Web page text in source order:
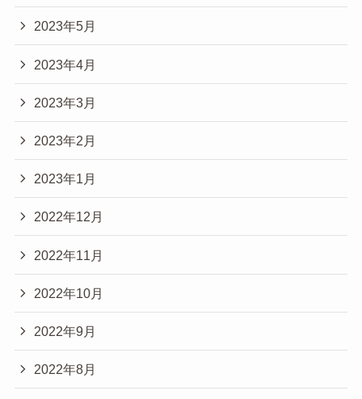
2023年5月
2023年4月
2023年3月
2023年2月
2023年1月
2022年12月
2022年11月
2022年10月
2022年9月
2022年8月